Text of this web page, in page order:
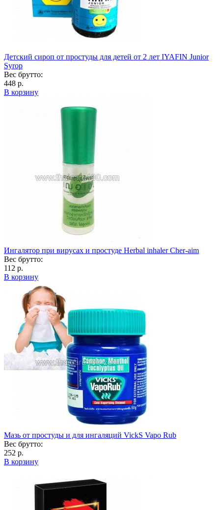
Детский сироп от простуды для детей от 2 лет IYAFIN Junior
Syrop
Вес брутто:
448 р.
В корзину
Ингалятор при вирусах и простуде Herbal inhaler Cher-aim
Вес брутто:
112 р.
В корзину
Мазь от простуды и для ингаляций VickS Vapo Rub
Вес брутто:
252 р.
В корзину